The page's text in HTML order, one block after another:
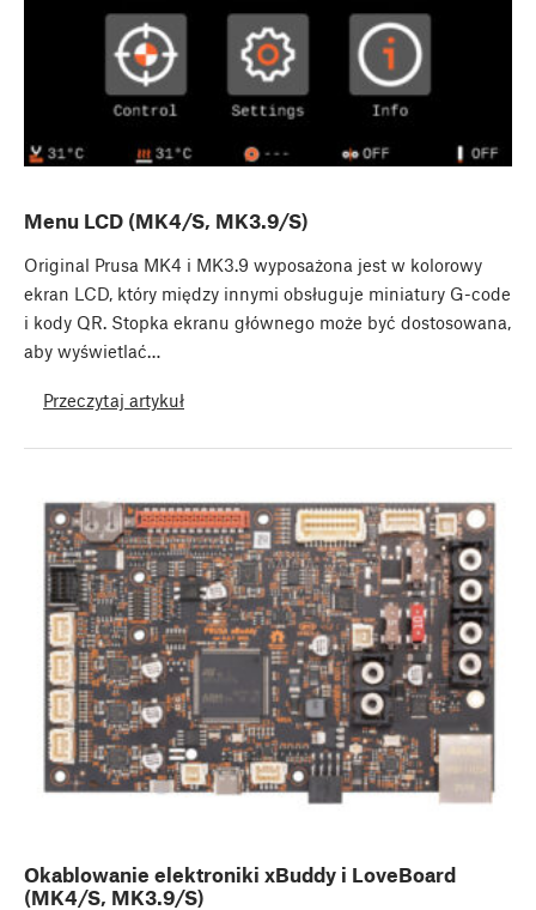
Menu LCD (MK4/S, MK3.9/S)
Original Prusa MK4 i MK3.9 wyposażona jest w kolorowy
ekran LCD, który między innymi obsługuje miniatury G-code
i kody QR. Stopka ekranu głównego może być dostosowana,
aby wyświetlać…
Przeczytaj artykuł
Okablowanie elektroniki xBuddy i LoveBoard
(MK4/S, MK3.9/S)